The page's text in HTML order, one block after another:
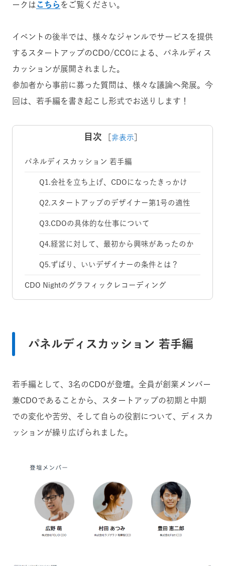
ークは こちら をご覧ください。
イベントの後半では、様々なジャンルでサービスを提供
するスタートアップのCDO/CCOによる、パネルディス
カッションが展開されました。
参加者から事前に募った質問は、様々な議論へ発展。今
回は、若手編を書き起こし形式でお送りします！
目次 非表示
パネルディスカッション 若手編
Q1.会社を立ち上げ、CDOになったきっかけ
Q2.スタートアップのデザイナー第1号の適性
Q3.CDOの具体的な仕事について
Q4.経営に対して、最初から興味があったのか
Q5.ずばり、いいデザイナーの条件とは？
CDO Nightのグラフィックレコーディング
パネルディスカッション 若手編
若手編として、3名のCDOが登壇。全員が創業メンバー
兼CDOであることから、スタートアップの初期と中期
での変化や苦労、そして自らの役割について、ディスカ
ッションが繰り広げられました。